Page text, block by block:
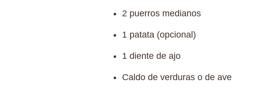
2 puerros medianos
1 patata (opcional)
1 diente de ajo
Caldo de verduras o de ave